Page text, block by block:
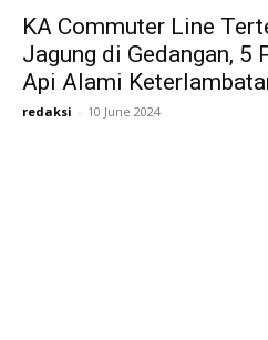
KA Commuter Line
Jagung di Gedangan, 5
Api Alami
redaksi - 10 June 2024